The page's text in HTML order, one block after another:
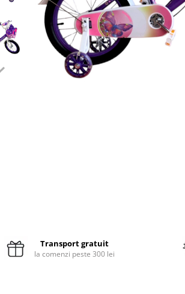
Transport gratuit
la comenzi peste 300 lei